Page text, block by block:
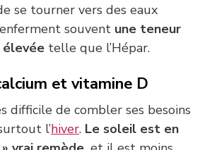
se tourner vers des eaux
souvent une teneur
élevée telle que l’Hépar.
et vitamine D
difficile de combler ses besoins
l’hiver. Le soleil est en